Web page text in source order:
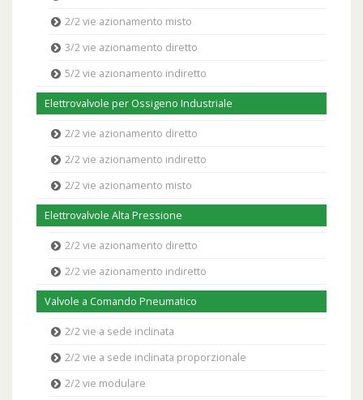
2/2 vie azionamento misto
3/2 vie azionamento diretto
5/2 vie azionamento indiretto
Elettrovalvole per Ossigeno Industriale
2/2 vie azionamento diretto
2/2 vie azionamento indiretto
2/2 vie azionamento misto
Elettrovalvole Alta Pressione
2/2 vie azionamento diretto
2/2 vie azionamento indiretto
Valvole a Comando Pneumatico
2/2 vie a sede inclinata
2/2 vie a sede inclinata proporzionale
2/2 vie modulare